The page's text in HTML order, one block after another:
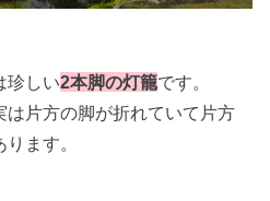
珍しい2本脚の灯籠です。
片方の脚が折れていて片方
ます。